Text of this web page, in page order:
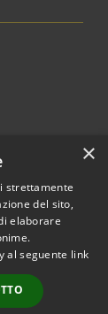
• Comune di
•
Accesso
×
strettamente
del sito,
elaborare
al seguente link